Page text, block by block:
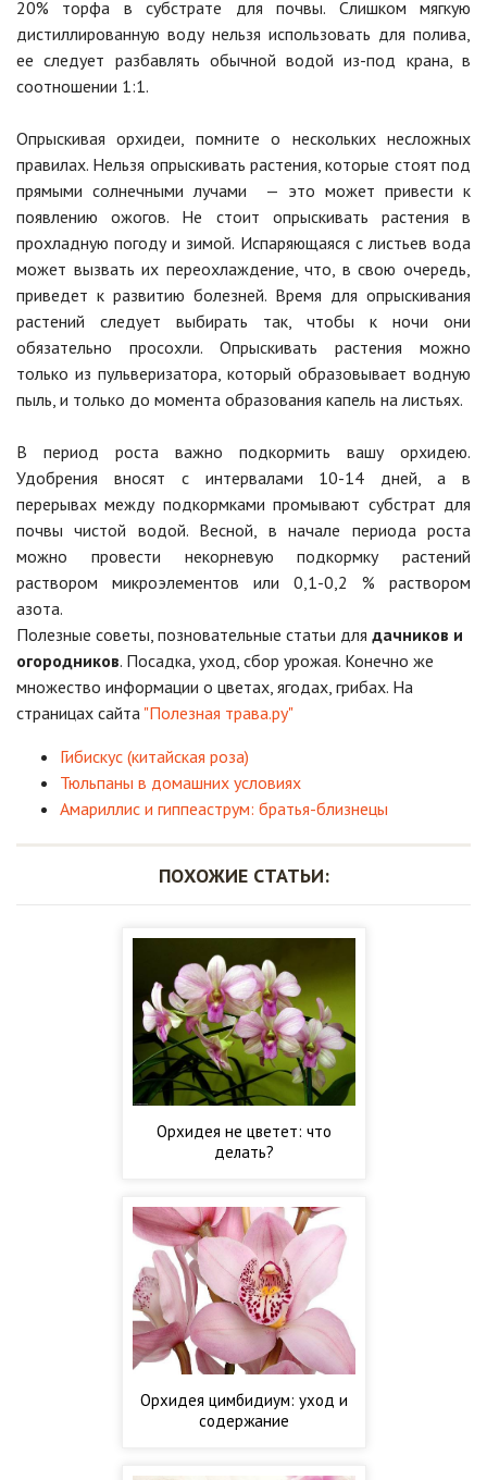
20% торфа в субстрате для почвы. Слишком мягкую
дистиллированную воду нельзя использовать для полива,
ее следует разбавлять обычной водой из-под крана, в
соотношении 1:1.
Опрыскивая орхидеи, помните о нескольких несложных
правилах. Нельзя опрыскивать растения, которые стоят под
прямыми солнечными лучами — это может привести к
появлению ожогов. Не стоит опрыскивать растения в
прохладную погоду и зимой. Испаряющаяся с листьев вода
может вызвать их переохлаждение, что, в свою очередь,
приведет к развитию болезней. Время для опрыскивания
растений следует выбирать так, чтобы к ночи они
обязательно просохли. Опрыскивать растения можно
только из пульверизатора, который образовывает водную
пыль, и только до момента образования капель на листьях.
В период роста важно подкормить вашу орхидею.
Удобрения вносят с интервалами 10-14 дней, а в
перерывах между подкормками промывают субстрат для
почвы чистой водой. Весной, в начале периода роста
можно провести некорневую подкормку растений
раствором микроэлементов или 0,1-0,2 % раствором
азота.
Полезные советы, позновательные статьи для дачников и
огородников. Посадка, уход, сбор урожая. Конечно же
множество информации о цветах, ягодах, грибах. На
страницах сайта "Полезная трава.ру"
Гибискус (китайская роза)
Тюльпаны в домашних условиях
Амариллис и гиппеаструм: братья-близнецы
ПОХОЖИЕ СТАТЬИ:
Орхидея не цветет: что
делать?
Орхидея цимбидиум: уход и
содержание